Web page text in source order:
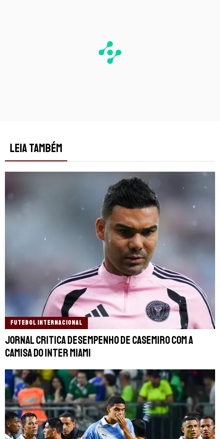
LEIA TAMBÉM
FUTEBOL INTERNACIONAL
Jornal critica desempenho de Casemiro com a
camisa do Inter Miami